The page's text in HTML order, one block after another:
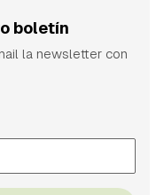
boletín
la newsletter con